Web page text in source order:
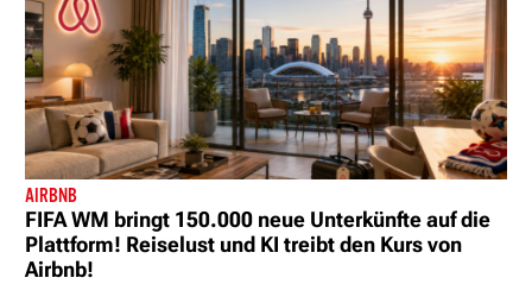
AIRBNB
FIFA WM bringt 150.000 neue Unterkünfte auf die
Plattform! Reiselust und KI treibt den Kurs von
Airbnb!